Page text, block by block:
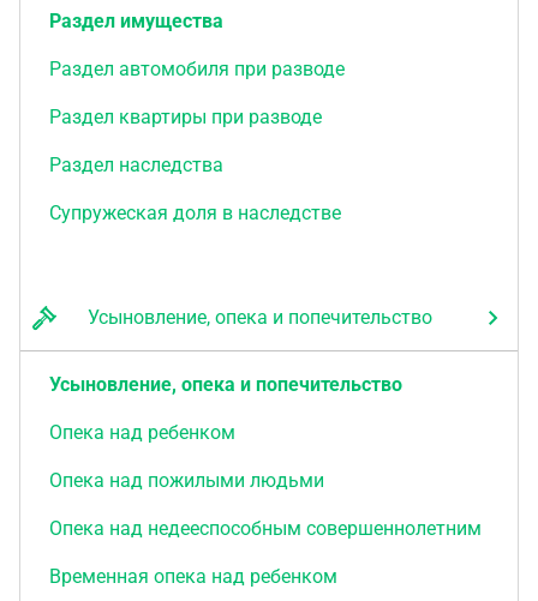
Раздел имущества
Раздел автомобиля при разводе
Раздел квартиры при разводе
Раздел наследства
Супружеская доля в наследстве
Усыновление, опека и попечительство
Усыновление, опека и попечительство
Опека над ребенком
Опека над пожилыми людьми
Опека над недееспособным совершеннолетним
Временная опека над ребенком